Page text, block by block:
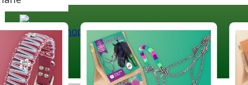
Paracord
Coloured Cord Paradise